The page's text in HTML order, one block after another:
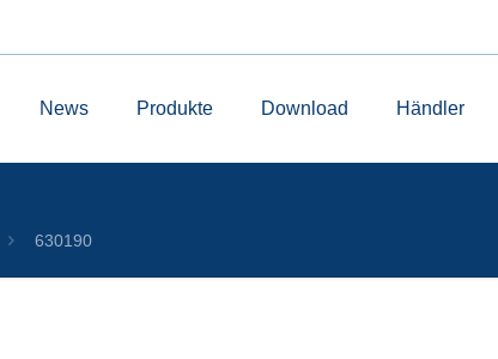
News Produkte Download Händler
630190